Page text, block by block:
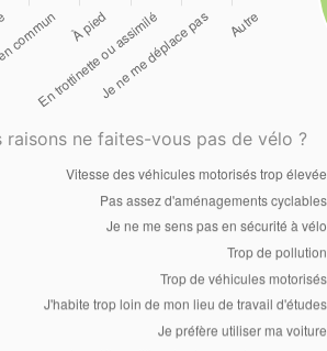
raisons ne faites-vous pas de vélo ?